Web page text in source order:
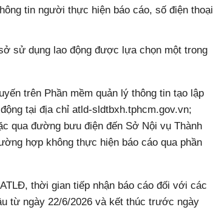
tin người thực hiện báo cáo, số điện thoại
sử dụng lao động được lựa chọn một trong
trên Phần mềm quản lý thông tin tạo lập
tại địa chỉ atld-sldtbxh.tphcm.gov.vn;
qua đường bưu điện đến Sở Nội vụ Thành
hợp không thực hiện báo cáo qua phần
thời gian tiếp nhận báo cáo đối với các
từ ngày 22/6/2026 và kết thúc trước ngày